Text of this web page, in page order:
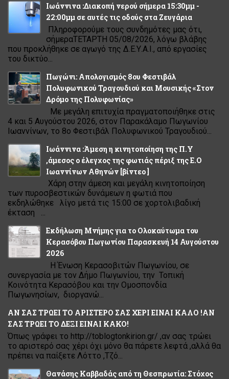
Ιωάννινα :Διακοπή νερού σήμερα 15:30μμ -
22:00μμ σε αυτές τις οδούς στα Ζευγάρια
Πληροφορούμε τους συνδημότες μας ότι,
σήμεραΤΕΤΑΡΤΗ 05/08/2026, λόγω βλάβης
που προκλήθηκε σε αγωγό της Δ.Ε.Υ.Α.Ι., από εργασίες
του δικτύο...
Πωγώνι: Απολογισμός 8ου Φεστιβάλ
Πολυφωνικού Τραγουδιού και Μουσικής «Στον
Δρόμο της Πολυφωνίας»
Με μεγάλη επιτυχία πραγματοποιήθηκε στις
4 και 5 Αυγούστου 2026, στον Παρακάλαμο Πωγωνίου
Ιωαννίνων, το 8ο Φεστιβάλ Πολυφωνικού Τραγουδιού...
Ιωάννινα :Άμεση η κινητοποίηση της Π.Υ
,άμεσος ο έλεγχος της φωτιάς πέριξ της Ε.Ο
Ιωαννίνων Αθηνών [βίντεο ]
Χάρη στην άμεση και μεγάλη κινητοποίηση
των πυροσβεστικών δυνάμεων η φωτιά που
εκδηλώθηκε λίγο μετά τις 15:00 σε χορτολιβαδική
έκταση ...
Εκδήλωση Μνήμης για το Ολοκαύτωμα του
Κερασόβου Πωγωνίου Παρασκευή 14 Αυγούστου
2026
Η Ένωση Κερασοβιτών Πωγωνίου, σε
συνεργασία με τον Δήμο Πωγωνίου, την Τοπική
Κοινότητα Κερασόβου και την Ομοσπονδία
Πωγωνησίων, διοργανώ...
ΑΝ ΣΑΣ ΤΡΩΕΙ ΤΟ ΑΡΙΣΤΕΡΟ ΣΑΣ ΧΕΡΙ ΕΙΝΑΙ ΚΑΛΟ !ΑΝ
ΣΑΣ ΤΡΩΕΙ ΤΟ ΔΕΞΙ ΕΙΝΑΙ ΚΑΚΟ!
Όπως γράφει το http://toblogtonkirion.gr/ ,αν σας τρώει
το αριστερό σας χέρι όχι μόνο θα πάρετε λεφτά ,αλλά θα
πρέπει να παίξετε Λόττο ,Τζό...
Θανάσης Καββαδάς από τη Θεσπρωτία: Στόχος